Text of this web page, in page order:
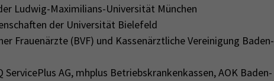
Ludwig-Maximilians-Universität München
der Universität Bielefeld
Frauenärzte (BVF) und Kassenärztliche Vereinigung Baden-
ServicePlus AG, mhplus Betriebskrankenkassen, AOK Baden-